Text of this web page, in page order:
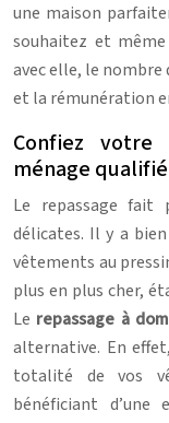
une maison
souhaitez et
avec elle, le nombre
et la rémunération
Confiez
ménage
Le repassage fait
délicates. Il y a
vêtements au
plus en plus cher,
Le repassage à
alternative. En
totalité de vos
bénéficiant d’une